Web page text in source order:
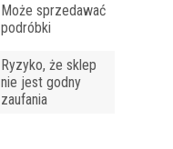
Może sprzedawać
podróbki
Ryzyko, że sklep
nie jest godny
zaufania